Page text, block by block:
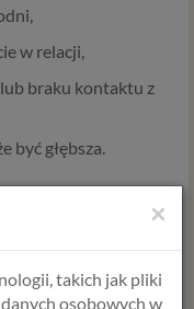
w relacji,
braku kontaktu z
być głębsza.
partnerką.
Ci brakuje?
×
takich jak pliki
osobowych w